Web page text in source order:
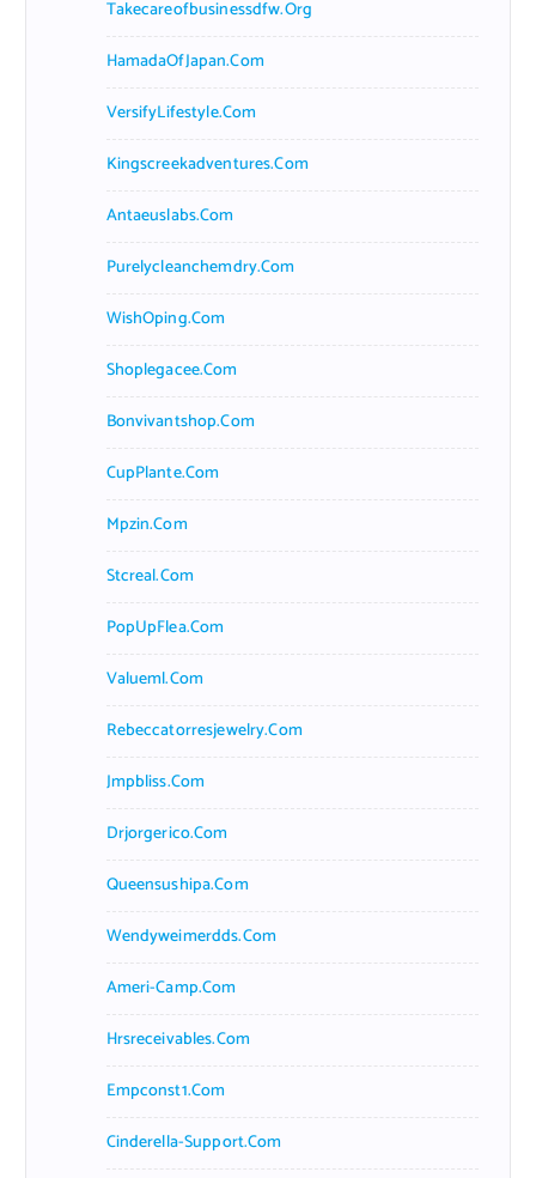
Takecareofbusinessdfw.org
HamadaOfJapan.com
VersifyLifestyle.com
Kingscreekadventures.com
Antaeuslabs.com
Purelycleanchemdry.com
WishOping.com
Shoplegacee.com
Bonvivantshop.com
CupPlante.com
Mpzin.com
Stcreal.com
PopUpFlea.com
Valueml.com
Rebeccatorresjewelry.com
Jmpbliss.com
Drjorgerico.com
Queensushipa.com
Wendyweimerdds.com
Ameri-Camp.com
Hrsreceivables.com
Empconst1.com
Cinderella-Support.com